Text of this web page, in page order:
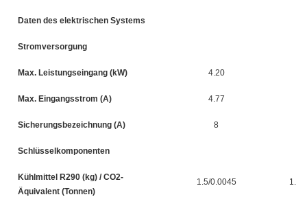
Daten des elektrischen Systems
Stromversorgung
Max. Leistungseingang (kW) 4.20
Max. Eingangsstrom (A) 4.77
Sicherungsbezeichnung (A) 8
Schlüsselkomponenten
Kühlmittel R290 (kg) / CO2-
Äquivalent (Tonnen)
1.5/0.0045 1.6/